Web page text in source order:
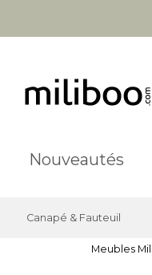
Nouveautés
Canapé & Fauteuil
Meubles